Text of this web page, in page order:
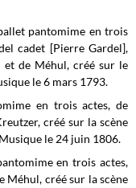
pantomime en trois
cadet [Pierre Gardel],
et de Méhul, créé sur le
le6 mars 1793.
en trois actes, de
créé sur la scène
le 24 juin 1806.
en trois actes,
Méhul, créé sur la scène